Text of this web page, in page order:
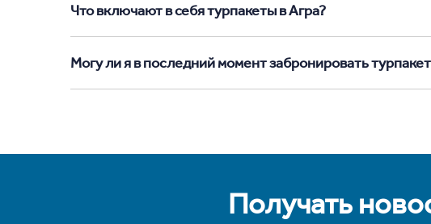
Что включают в себя турпакеты в Агра?
Могу ли я в последний момент забронировать
Получать